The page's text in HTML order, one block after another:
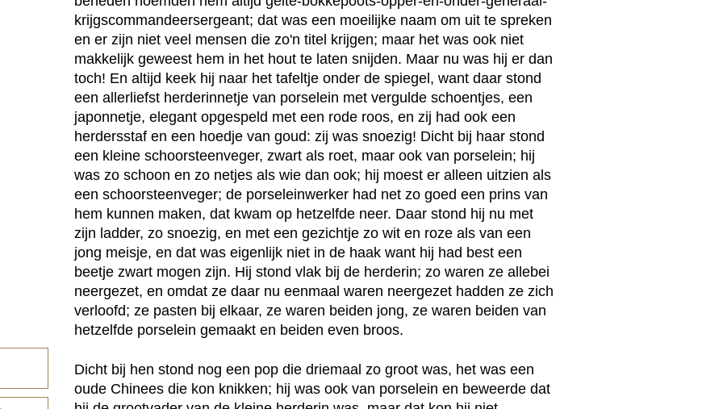
krijgscommandeersergeant; dat was een moeilijke naam om uit te spreken
en er zijn niet veel mensen die zo'n titel krijgen; maar het was ook niet
makkelijk geweest hem in het hout te laten snijden. Maar nu was hij er dan
toch! En altijd keek hij naar het tafeltje onder de spiegel, want daar stond
een allerliefst herderinnetje van porselein met vergulde schoentjes, een
japonnetje, elegant opgespeld met een rode roos, en zij had ook een
herdersstaf en een hoedje van goud: zij was snoezig! Dicht bij haar stond
een kleine schoorsteenveger, zwart als roet, maar ook van porselein; hij
was zo schoon en zo netjes als wie dan ook; hij moest er alleen uitzien als
een schoorsteenveger; de porseleinwerker had net zo goed een prins van
hem kunnen maken, dat kwam op hetzelfde neer. Daar stond hij nu met
zijn ladder, zo snoezig, en met een gezichtje zo wit en roze als van een
jong meisje, en dat was eigenlijk niet in de haak want hij had best een
beetje zwart mogen zijn. Hij stond vlak bij de herderin; zo waren ze allebei
neergezet, en omdat ze daar nu eenmaal waren neergezet hadden ze zich
verloofd; ze pasten bij elkaar, ze waren beiden jong, ze waren beiden van
hetzelfde porselein gemaakt en beiden even broos.
Dicht bij hen stond nog een pop die driemaal zo groot was, het was een
oude Chinees die kon knikken; hij was ook van porselein en beweerde dat